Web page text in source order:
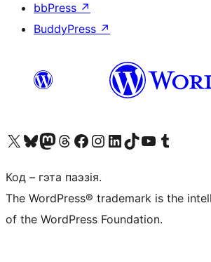
bbPress ↗
BuddyPress ↗
Наведайце наш акаўнт у X (былы Twitter)
Visit our Bluesky account
Visit our Mastodon account
Visit our Threads account
Наведаеце нашу старонку на Facebook
Наведайце наш Instagram
Наведайце нашу старонку ў LinkedIn
Visit our TikTok account
Наведайце наш YouTube каналVisit our Tumblr account
Код – гэта паэзія.
The WordPress® trademark is the
of the WordPress Foundation.